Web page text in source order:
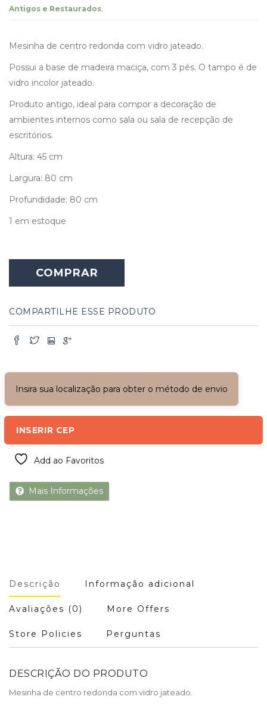
Antigos e Restaurados
Mesinha de centro redonda com vidro jateado.
Possui a base de madeira maciça, com 3 pés. O tampo é de
vidro incolor jateado.
Produto antigo, ideal para compor a decoração de
ambientes internos como sala ou sala de recepção de
escritórios.
Altura: 45 cm
Largura: 80 cm
Profundidade: 80 cm
1 em estoque
COMPRAR
COMPARTILHE ESSE PRODUTO
Insira sua localização para obter o método de envio
INSERIR CEP
Add ao Favoritos
Mais Informações
Descrição Informação adicional
Avaliações (0) More Offers
Store Policies Perguntas
DESCRIÇÃO DO PRODUTO
Mesinha de centro redonda com vidro jateado.